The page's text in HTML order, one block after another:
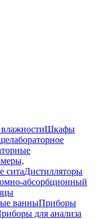
Шкафы
ситаДистилляторы
абсорбционный
ванныПриборы
для анализа